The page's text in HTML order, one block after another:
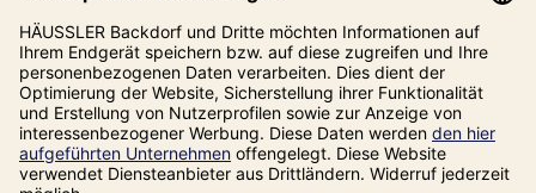
Informationen
Unsere Adresse